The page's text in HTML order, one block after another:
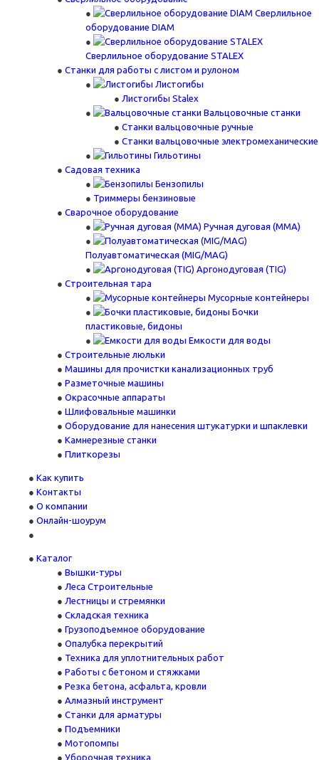
Сверлильное
оборудование DIAM
Сверлильное оборудование STALEX
Станки для работы с листом и рулоном
Листогибы
Листогибы Stalex
Вальцовочные станки
Станки вальцовочные ручные
Станки вальцовочные электромеханические
Гильотины
Садовая техника
Бензопилы
Триммеры бензиновые
Сварочное оборудование
Ручная дуговая (MMA)
Полуавтоматическая (MIG/MAG)
Аргонодуговая (TIG)
Строительная тара
Мусорные контейнеры
Бочки
пластиковые, бидоны
Емкости для воды
Строительные люльки
Машины для прочистки канализационных труб
Разметочные машины
Окрасочные аппараты
Шлифовальные машинки
Оборудование для нанесения штукатурки и шпаклевки
Камнерезные станки
Плиткорезы
Как купить
Контакты
О компании
Онлайн-шоурум
Каталог
Вышки-туры
Леса Строительные
Лестницы и стремянки
Складская техника
Грузоподъемное оборудование
Опалубка перекрытий
Техника для уплотнительных работ
Работы с бетоном и стяжками
Резка бетона, асфальта, кровли
Алмазный инструмент
Станки для арматуры
Подъемники
Мотопомпы
Уборочная техника